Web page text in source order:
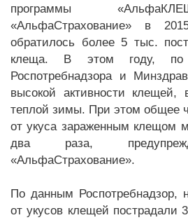
программы
«АльфаСтрахование» в
обратилось более 5 тыс.
клеща. В этом году, по
Роспотребнадзора и
высокой активности
теплой зимы. При этом общее
от укуса зараженным клещом
два раза,
«АльфаСтрахование».
По данным Роспотребнадзор,
от укусов клещей пострадали